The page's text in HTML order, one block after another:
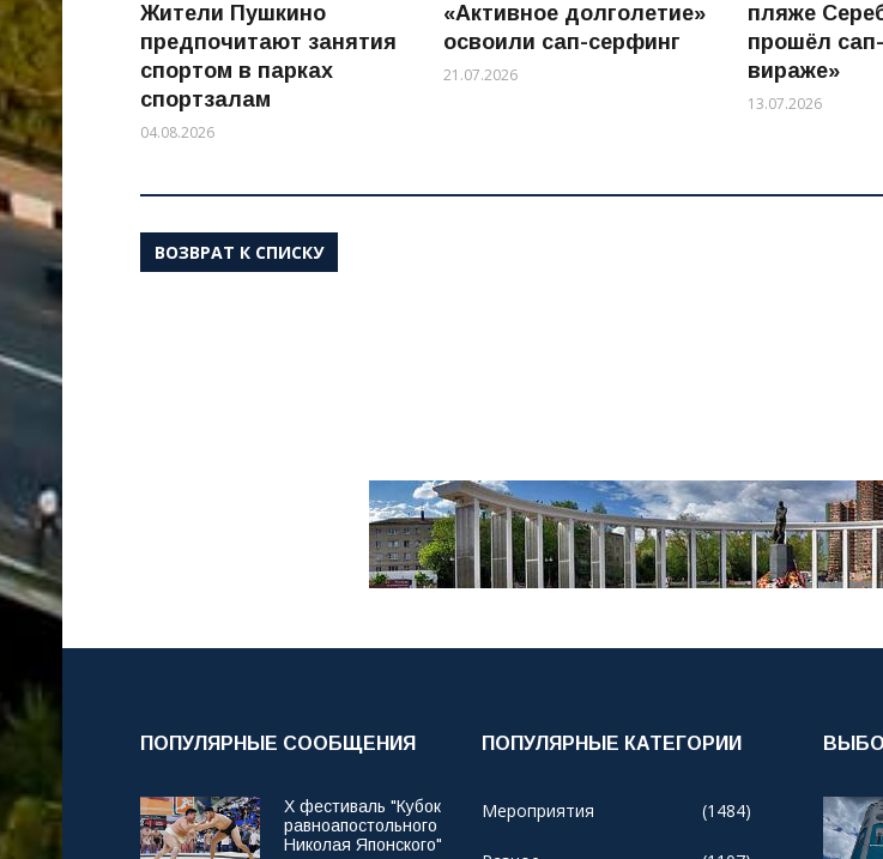
Жители Пушкино
предпочитают занятия
спортом в парках
спортзалам
04.08.2026
«Активное долголетие»
освоили сап-серфинг
21.07.2026
пляже
прошёл
вираже»
13.07.2026
ВОЗВРАТ К СПИСКУ
ПОПУЛЯРНЫЕ СООБЩЕНИЯ
X фестиваль "Кубок
равноапостольного
Николая Японского"
ПОПУЛЯРНЫЕ КАТЕГОРИИ
Мероприятия (1484)